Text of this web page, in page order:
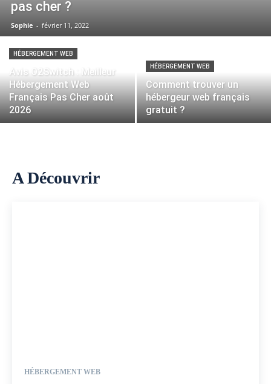
pas cher ?
Sophie - février 11, 2022
HÉBERGEMENT WEB
Avis O2Switch : Meilleur
Hébergement Web
Français Pas Cher août
2026
HÉBERGEMENT WEB
Comment trouver un
hébergeur web français
gratuit ?
A Découvrir
HÉBERGEMENT WEB